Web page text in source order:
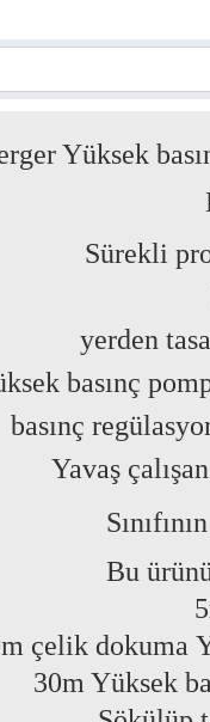
Yüksek
Sürekli
yerden
basınç
basınç
Yavaş
Bu
çelik dokuma
30m Yüksek